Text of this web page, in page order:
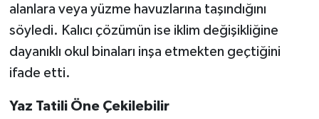
alanlara veya yüzme havuzlarına taşındığını
söyledi. Kalıcı çözümün ise iklim değişikliğine
dayanıklı okul binaları inşa etmekten geçtiğini
ifade etti.
Yaz Tatili Öne Çekilebilir